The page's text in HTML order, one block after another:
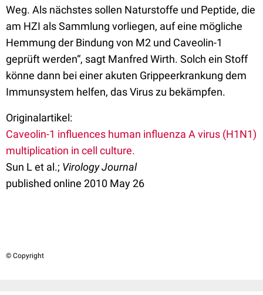
Weg. Als nächstes sollen Naturstoffe und Peptide, die
am HZI als Sammlung vorliegen, auf eine mögliche
Hemmung der Bindung von M2 und Caveolin-1
geprüft werden“, sagt Manfred Wirth. Solch ein Stoff
könne dann bei einer akuten Grippeerkrankung dem
Immunsystem helfen, das Virus zu bekämpfen.
Originalartikel:
Caveolin-1 influences human influenza A virus (H1N1)
multiplication in cell culture.
Sun L et al.; Virology Journal
published online 2010 May 26
© Copyright